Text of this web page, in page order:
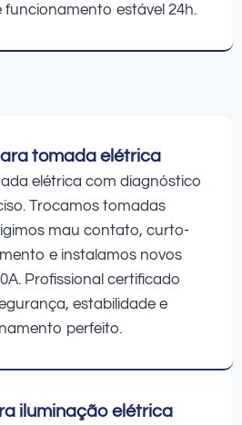
estável 24h.
tomada elétrica
elétrica com diagnóstico
Trocamos tomadas
mau contato, curto-
e instalamos novos
Profissional certificado
estabilidade e
perfeito.
iluminação elétrica